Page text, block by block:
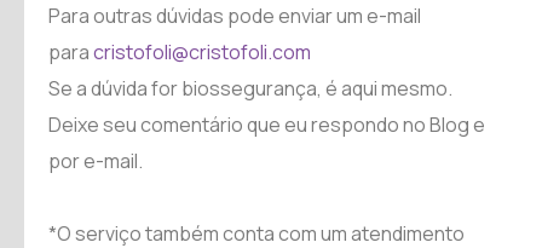
Para outras dúvidas pode enviar um e-mail
paracristofoli@cristofoli.com
Se a dúvida for biossegurança, é aqui mesmo.
Deixe seu comentário que eu respondo no Blog e
por e-mail.
*O serviço também conta com um atendimento